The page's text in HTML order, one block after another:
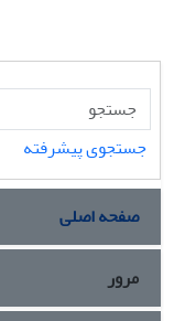
جستجوی پیشرفته
صفحه اصلی
مرور